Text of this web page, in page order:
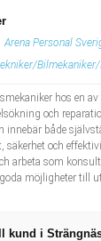
Arena Personal
hos en
och
innebär både
säkerhet och
arbeta som
möjligheter till
kund i